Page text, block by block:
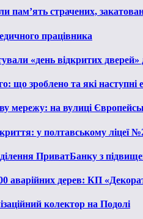
пам’ять страчених,
працівника
«день відкритих дверей»
що зроблено та які наступні
мережу: на вулиці
у полтавському ліцеї
ПриватБанку з
аварійних дерев: КП
колектор на Подолі